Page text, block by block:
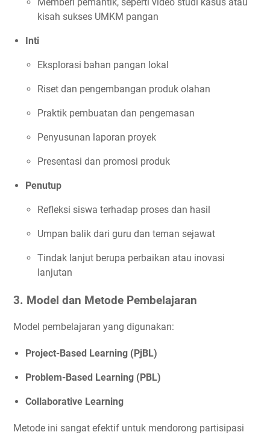
kisah sukses UMKM pangan
Inti
Eksplorasi bahan pangan lokal
Riset dan pengembangan produk olahan
Praktik pembuatan dan pengemasan
Penyusunan laporan proyek
Presentasi dan promosi produk
Penutup
Refleksi siswa terhadap proses dan hasil
Umpan balik dari guru dan teman sejawat
Tindak lanjut berupa perbaikan atau inovasi
lanjutan
3. Model dan Metode Pembelajaran
Model pembelajaran yang digunakan:
Project-Based Learning (PjBL)
Problem-Based Learning (PBL)
Collaborative Learning
Metode ini sangat efektif untuk mendorong partisipasi